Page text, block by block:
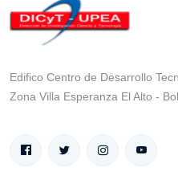
Edifico Centro de Desarrollo
Zona Villa Esperanza El Alto -